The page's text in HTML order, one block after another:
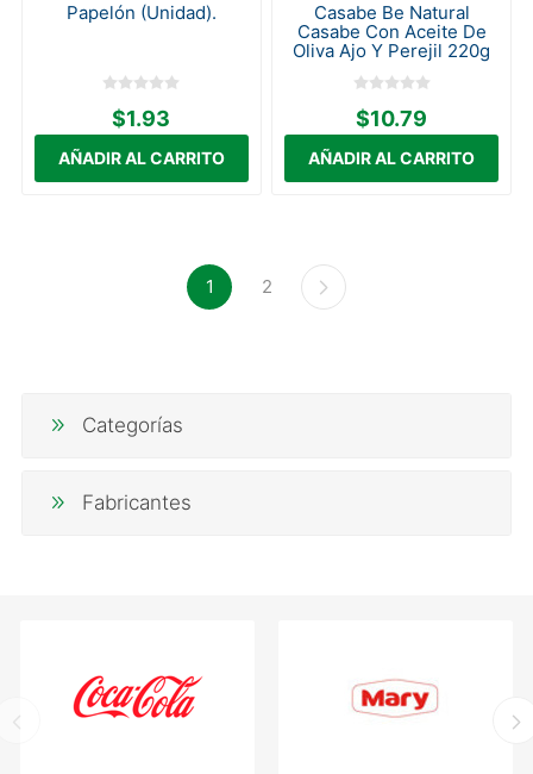
Papelón (Unidad).
$1.93
Casabe Be Natural
Casabe Con Aceite De
Oliva Ajo Y Perejil 220g
$10.79
1 2
Categorías
Fabricantes